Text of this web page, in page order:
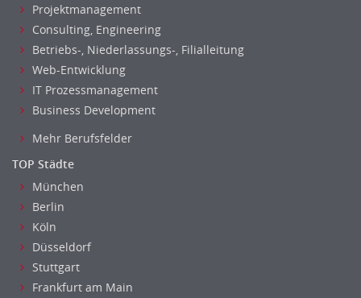
Projektmanagement
Consulting, Engineering
Betriebs-, Niederlassungs-, Filialleitung
Web-Entwicklung
IT Prozessmanagement
Business Development
Mehr Berufsfelder
TOP Städte
München
Berlin
Köln
Düsseldorf
Stuttgart
Frankfurt am Main